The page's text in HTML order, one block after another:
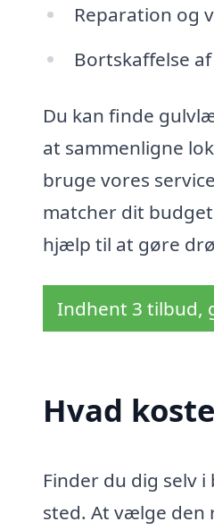
Reparation og
Bortskaffelse
Du kan finde
at sammenligne
bruge vores
matcher dit
hjælp til at gøre
Indhent 3 tilbud,
Hvad
Finder du dig selv
sted. At vælge den